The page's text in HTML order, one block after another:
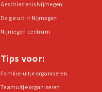
Geschiedenis Nijmegen
Dagje uit in Nijmegen
Nijmegen centrum
Tips voor:
Familie-uitje organiseren
Teamuitje organiseren